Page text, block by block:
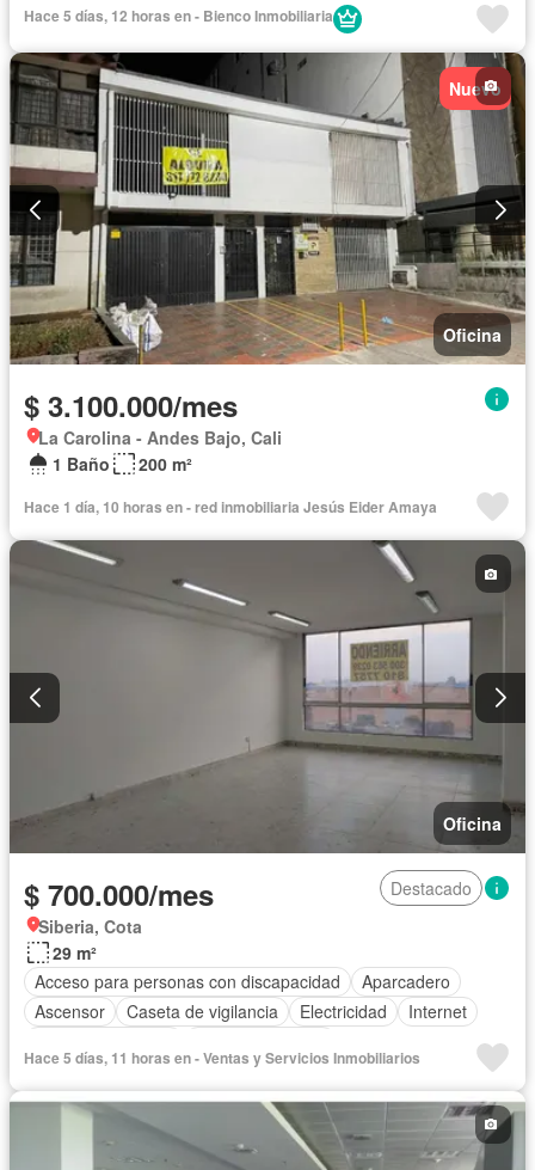
Hace 5 días, 12 horas en - Bienco Inmobiliaria
Nuevo
Oficina
$ 3.100.000/mes
La Carolina - Andes Bajo, Cali
1 Baño
200 m²
Hace 1 día, 10 horas en - red inmobiliaria Jesús Eider Amaya
Oficina
$ 700.000/mes
Destacado
Siberia, Cota
29 m²
Acceso para personas con discapacidad
Aparcadero
Ascensor
Caseta de vigilancia Electricidad
Internet
Hace 5 días, 11 horas en - Ventas y Servicios Inmobiliarios